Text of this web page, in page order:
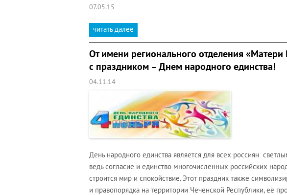
07.05.15
читать далее
От имени регионального отделения
с праздником – Днем народного единства!
04.11.14
День народного единства является для всех россиян
ведь согласие и единство многочисленных российских
строится мир и спокойствие. Этот праздник также
и правопорядка на территории Чеченской Республики, её